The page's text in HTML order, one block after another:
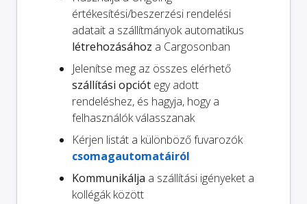
értékesítési/beszerzési rendelési
adatait a szállítmányok automatikus
létrehozásához a Cargosonban
Jelenítse meg az összes elérhető
szállítási opciót egy adott
rendeléshez, és hagyja, hogy a
felhasználók válasszanak
Kérjen listát a különböző fuvarozók
csomagautomatáiról
Kommunikálja a szállítási igényeket a
kollégák között